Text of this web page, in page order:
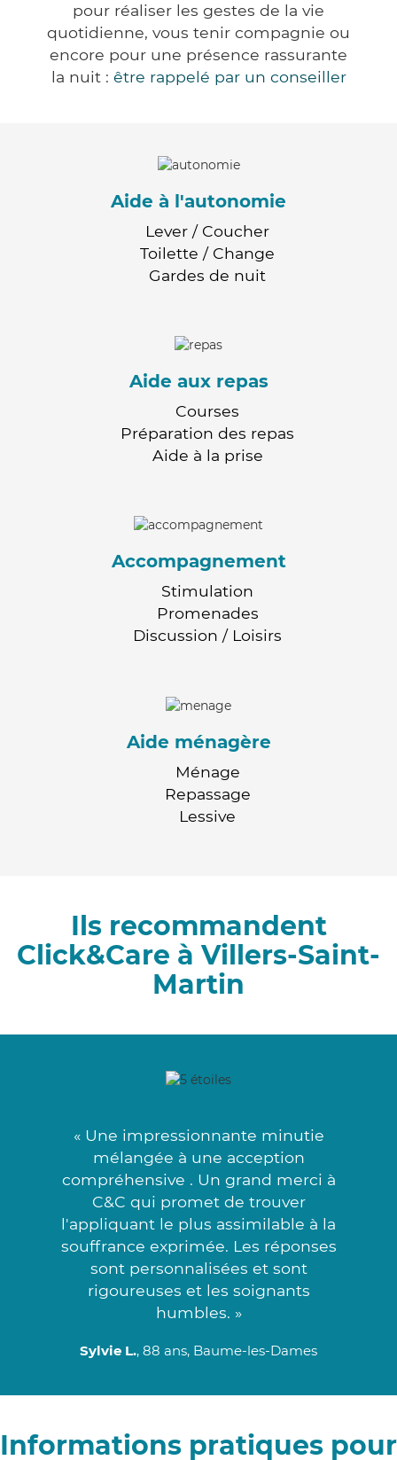
pour réaliser les gestes de la vie
quotidienne, vous tenir compagnie ou
encore pour une présence rassurante
la nuit : être rappelé par un conseiller
Aide à l'autonomie
Lever / Coucher
Toilette / Change
Gardes de nuit
Aide aux repas
Courses
Préparation des repas
Aide à la prise
Accompagnement
Stimulation
Promenades
Discussion / Loisirs
Aide ménagère
Ménage
Repassage
Lessive
Ils recommandent
Click&Care à Villers-Saint-
Martin
« Une impressionnante minutie
mélangée à une acception
compréhensive . Un grand merci à
C&C qui promet de trouver
l'appliquant le plus assimilable à la
souffrance exprimée. Les réponses
sont personnalisées et sont
rigoureuses et les soignants
humbles. »
Sylvie L., 88 ans, Baume-les-Dames
Informations pratiques pour